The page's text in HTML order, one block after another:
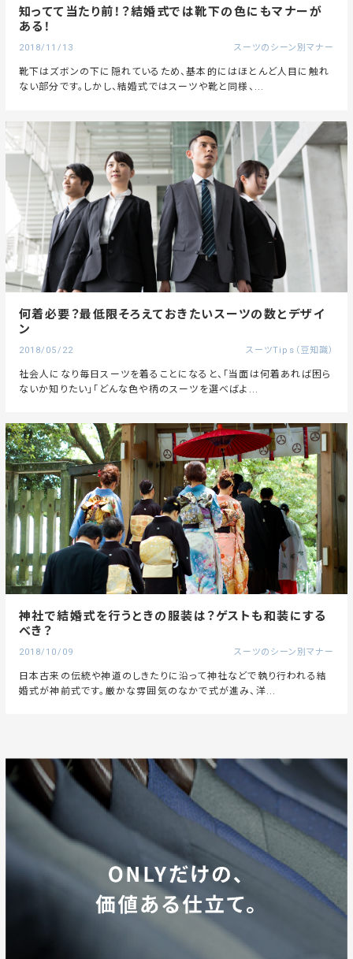
知ってて当たり前！？結婚式では靴下の色にもマナーが
ある！
2018/11/13 スーツのシーン別マナー
靴下はズボンの下に隠れているため、基本的にはほとんど人目に触れ
ない部分です。しかし、結婚式ではスーツや靴と同様、...
何着必要？最低限そろえておきたいスーツの数とデザイ
ン
2018/05/22 スーツTips（豆知識）
社会人になり毎日スーツを着ることになると、「当面は何着あれば困ら
ないか知りたい」「どんな色や柄のスーツを選べばよ...
神社で結婚式を行うときの服装は？ゲストも和装にする
べき？
2018/10/09 スーツのシーン別マナー
日本古来の伝統や神道のしきたりに沿って神社などで執り行われる結
婚式が神前式です。厳かな雰囲気のなかで式が進み、洋...